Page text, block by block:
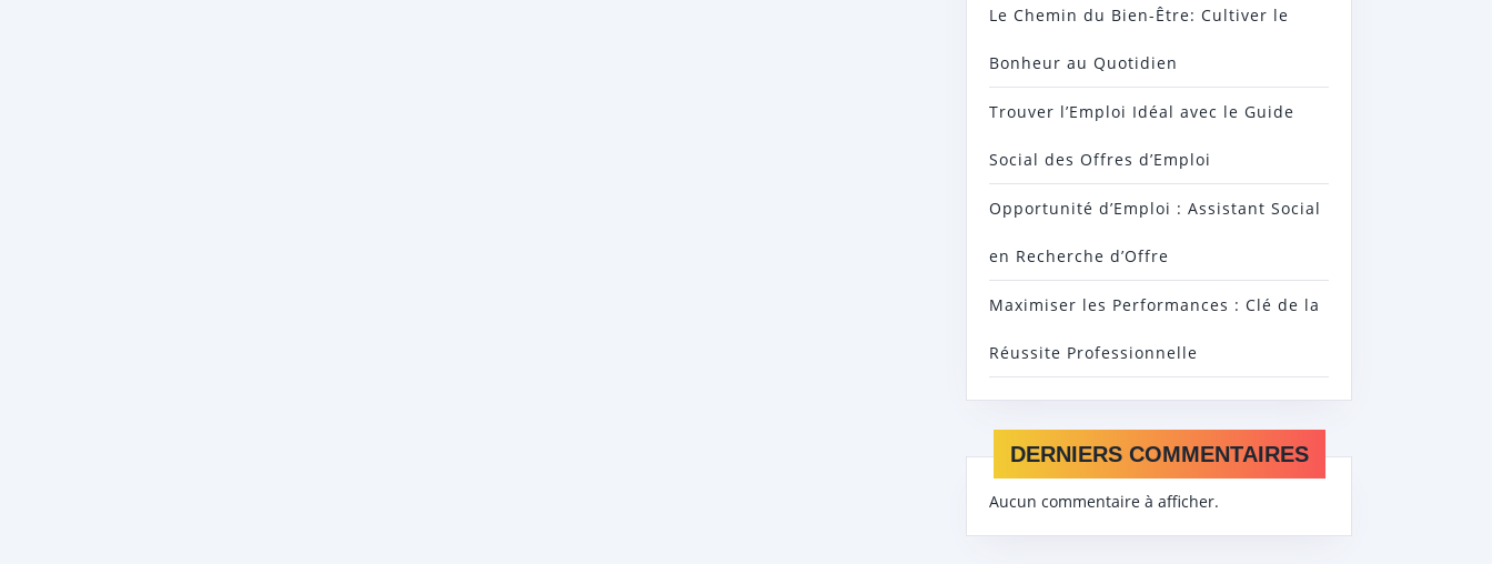
Le Chemin du Bien-Être: Cultiver le
Bonheur au Quotidien
Trouver l’Emploi Idéal avec le Guide
Social des Offres d’Emploi
Opportunité d’Emploi : Assistant Social
en Recherche d’Offre
Maximiser les Performances : Clé de la
Réussite Professionnelle
DERNIERS COMMENTAIRES
Aucun commentaire à afficher.